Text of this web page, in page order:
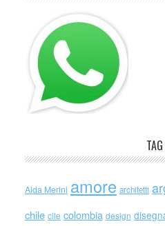
TAG
Alda Merini amore architetti
chile cile colombia design